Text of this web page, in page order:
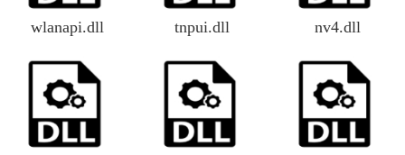
wlanapi.dll tnpui.dll nv4.dll